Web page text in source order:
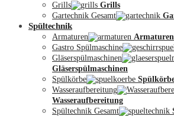
Kontakt
Grills
Grills
Gartechnik Gesamt
Spültechnik
Armaturen
Armaturen
Gastro Spülmaschine
Gläserspülmaschinen
Gläserspülmaschinen
Spülkörbe
Wasseraufbereitung
Wasseraufbereitung
Spültechnik Gesamt